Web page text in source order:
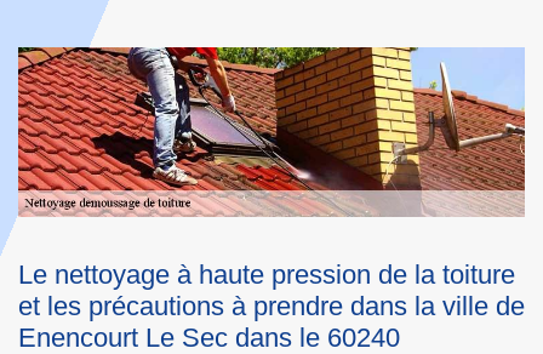
Le nettoyage de la toiture d'une maison à
Enencourt Le Sec dans le 60240 : la
sécurité avant tout